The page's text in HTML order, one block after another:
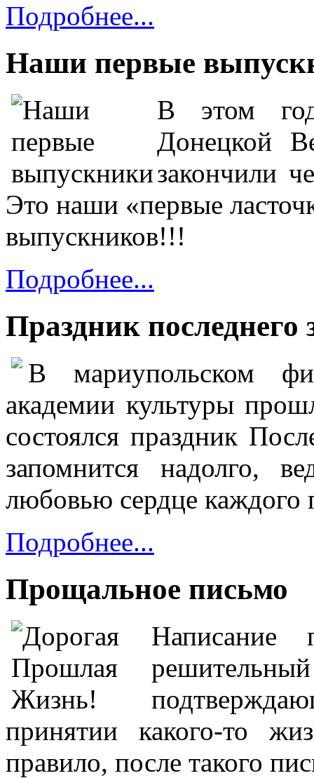
Подробнее...
Наши первые
В этом
Донецкой
закончили
Это наши «первые
выпускников!!!
Подробнее...
Праздник последнего
В мариупольском
академии культуры
состоялся праздник
запомнится надолго,
любовью сердце каждого
Подробнее...
Прощальное письмо
Написание
принятии какого-то
правило, после такого